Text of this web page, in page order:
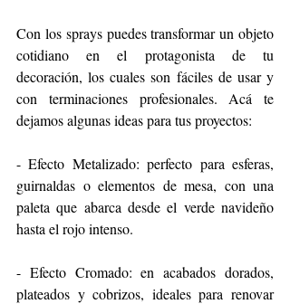
Con los sprays puedes transformar un objeto
cotidiano en el protagonista de tu
decoración, los cuales son fáciles de usar y
con terminaciones profesionales. Acá te
dejamos algunas ideas para tus proyectos:
- Efecto Metalizado: perfecto para esferas,
guirnaldas o elementos de mesa, con una
paleta que abarca desde el verde navideño
hasta el rojo intenso.
- Efecto Cromado: en acabados dorados,
plateados y cobrizos, ideales para renovar